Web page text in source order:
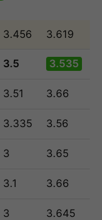
3.456 3.619
3.5 3.535
3.51 3.66
3.335 3.56
3 3.65
3.1 3.66
3 3.645